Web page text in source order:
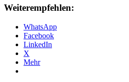
Weiterempfehlen:
WhatsApp
Facebook
LinkedIn
X
Mehr